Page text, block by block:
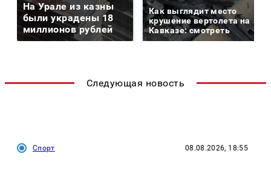
На Урале из казны
были украдены 18
миллионов рублей
Как выглядит место
крушение вертолета на
Кавказе: смотреть
Следующая новость
Спорт 08.08.2026, 18:55